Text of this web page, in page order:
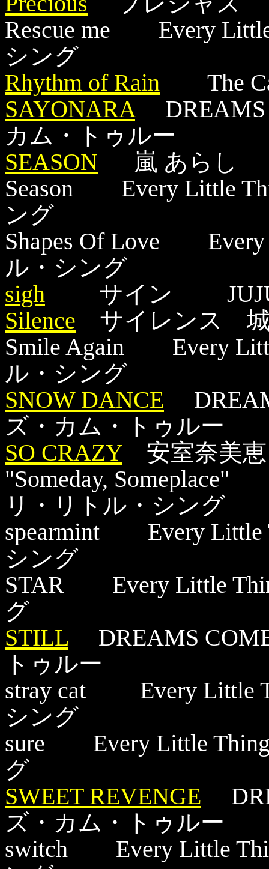
Rescue me Every
シング
Rhythm of Rain The
SAYONARADREAMS
カム・トゥルー
SEASON 嵐 あらし
Season Every Little
ング
Shapes Of Love
ル・シング
sigh サイン
Silence サイレンス
Smile Again Every
ル・シング
SNOW DANCE
ズ・カム・トゥルー
SO CRAZY 安室奈美
"Someday,
リ・リトル・シン
spearmint Every
シング
STAR Every Little
グ
STILL DREAMS
トゥルー
stray cat Every Little
シング
sure Every Little
グ
SWEET REVENGE
ズ・カム・トゥルー
switch Every Little